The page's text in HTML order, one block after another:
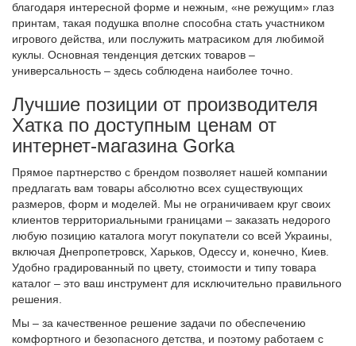
благодаря интересной форме и нежным, «не режущим» глаз
принтам, такая подушка вполне способна стать участником
игрового действа, или послужить матрасиком для любимой
куклы. Основная тенденция детских товаров –
универсальность – здесь соблюдена наиболее точно.
Лучшие позиции от производителя
Хатка по доступным ценам от
интернет-магазина Gorka
Прямое партнерство с брендом позволяет нашей компании
предлагать вам товары абсолютно всех существующих
размеров, форм и моделей. Мы не ограничиваем круг своих
клиентов территориальными границами – заказать недорого
любую позицию каталога могут покупатели со всей Украины,
включая Днепропетровск, Харьков, Одессу и, конечно, Киев.
Удобно градированный по цвету, стоимости и типу товара
каталог – это ваш инструмент для исключительно правильного
решения.
Мы – за качественное решение задачи по обеспечению
комфортного и безопасного детства, и поэтому работаем с